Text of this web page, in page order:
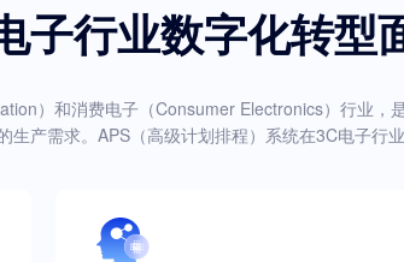
子行业数字化转型
）和消费电子（Consumer Electronics）行业
产需求。APS（高级计划排程）系统在3C电子行